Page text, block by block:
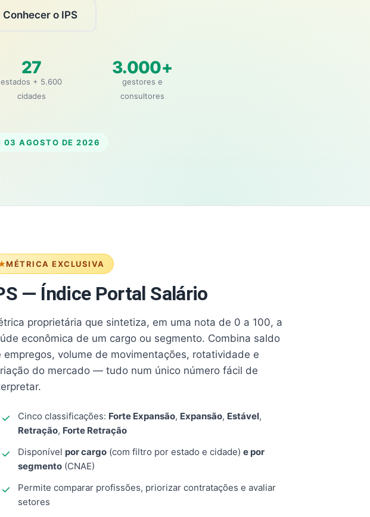
Conhecer o IPS
27
estados + 5.600
cidades
3.000+
gestores e
consultores
03 AGOSTO DE 2026
MÉTRICA EXCLUSIVA
— Índice Portal Salário
proprietária que sintetiza, em uma nota de 0 a 100, a
econômica de um cargo ou segmento. Combina saldo
empregos, volume de movimentações, rotatividade e
do mercado — tudo num único número fácil de
Cinco classificações: Forte Expansão, Expansão, Estável,
Retração, Forte Retração
Disponível por cargo (com filtro por estado e cidade) e por
segmento (CNAE)
Permite comparar profissões, priorizar contratações e avaliar
setores